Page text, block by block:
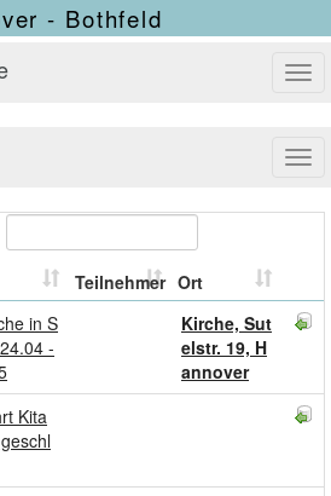
- Bothfeld
Teilnehmer Ort
in S
-
Kirche, Sut
elstr. 19, H
annover
Kita